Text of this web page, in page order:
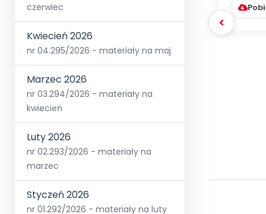
czerwiec
Kwiecień 2026
nr 04.295/2026 - materiały na maj
Marzec 2026
nr 03.294/2026 - materiały na
kwiecień
Luty 2026
nr 02.293/2026 - materiały na
marzec
Styczeń 2026
nr 01.292/2026 - materiały na luty